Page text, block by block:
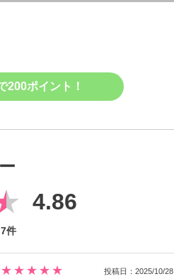
200ポイント！
4.86
7件
★★★★★ 投稿日：2025/10/28